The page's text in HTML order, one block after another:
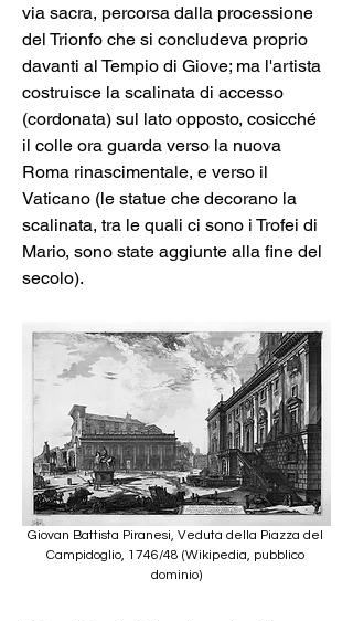
via sacra, percorsa dalla processione
del Trionfo che si concludeva proprio
davanti al Tempio di Giove; ma l'artista
costruisce la scalinata di accesso
(cordonata) sul lato opposto, cosicché
il colle ora guarda verso la nuova
Roma rinascimentale, e verso il
Vaticano (le statue che decorano la
scalinata, tra le quali ci sono i Trofei di
Mario, sono state aggiunte alla fine del
secolo).
Giovan Battista Piranesi, Veduta della Piazza del
Campidoglio, 1746/48 (Wikipedia, pubblico
dominio)